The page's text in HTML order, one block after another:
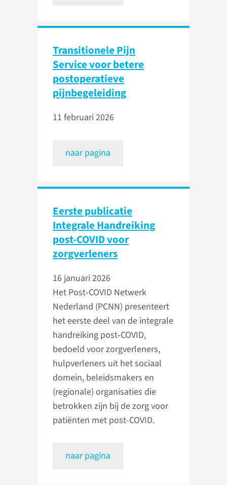
Transitionele Pijn
Service voor betere
postoperatieve
pijnbegeleiding
11 februari 2026
naar pagina
Eerste publicatie
Integrale Handreiking
post-COVID voor
zorgverleners
16 januari 2026
Het Post‑COVID Netwerk
Nederland (PCNN) presenteert
het eerste deel van de integrale
handreiking post‑COVID,
bedoeld voor zorgverleners,
hulpverleners uit het sociaal
domein, beleidsmakers en
(regionale) organisaties die
betrokken zijn bij de zorg voor
patiënten met post-COVID.
naar pagina